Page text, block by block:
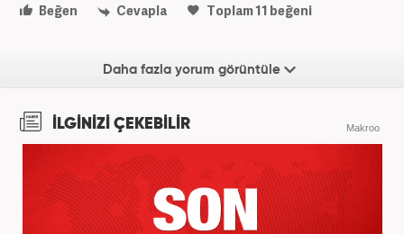
Beğen Cevapla Toplam11 beğeni
Daha fazla yorum görüntüle
İLGİNİZİ ÇEKEBİLİR Makroo